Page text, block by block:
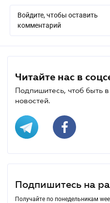
Войдите, чтобы оставить
комментарий
Читайте нас в
Подпишитесь, чтоб быть
новостей.
Подпишитесь на
Получайте по понедельникам